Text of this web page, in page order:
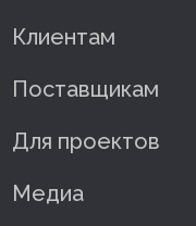
Клиентам
Поставщикам
Для проектов
Медиа